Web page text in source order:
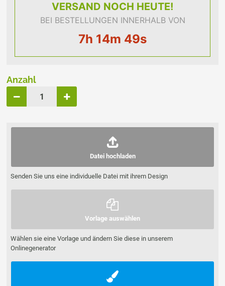
VERSAND NOCH HEUTE!
BEI BESTELLUNGEN INNERHALB VON
7h 14m 49s
Anzahl
Datei hochladen
Senden Sie uns eine individuelle Datei mit ihrem Design
Vorlage auswählen
Wählen sie eine Vorlage und ändern Sie diese in unserem
Onlinegenerator